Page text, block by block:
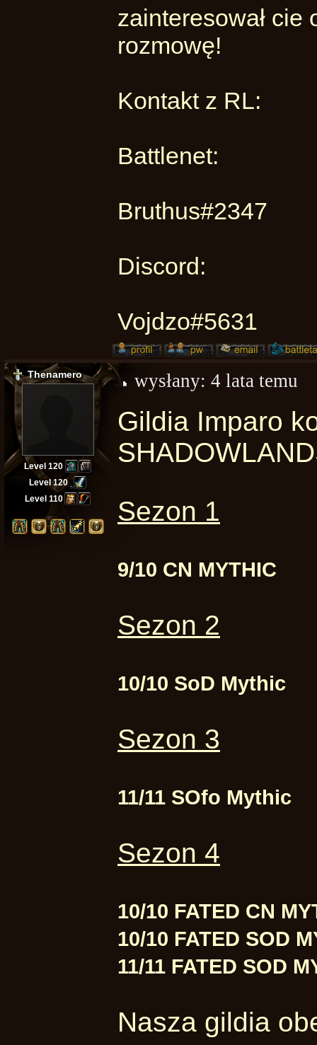
zainteresował cie
rozmowę!
Kontakt z RL:
Battlenet:
Bruthus#2347
Discord:
Vojdzo#5631
Thenamero
Level 120
Level 120
Level 110
wysłany: 4 lata temu
Gildia Imparo
Sezon 1
9/10 CN MYTHIC
Sezon 2
10/10 SoD Mythic
Sezon 3
11/11 SOfo Mythic
Sezon 4
10/10 FATED CN
10/10 FATED SOD
11/11 FATED SOD
Nasza gildia